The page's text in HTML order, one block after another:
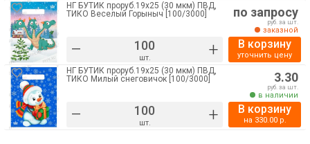
НГ БУТИК проруб.19х25 (30 мкм) ПВД,
ТИКО Веселый Горыныч [100/3000]
– шт. +
по запросу
руб. за шт.
заказной
В корзину
уточнить цену
НГ БУТИК проруб.19х25 (30 мкм) ПВД,
ТИКО Милый снеговичок [100/3000]
– шт. +
3.30
руб. за шт.
в наличии
В корзину
на 330.00р.